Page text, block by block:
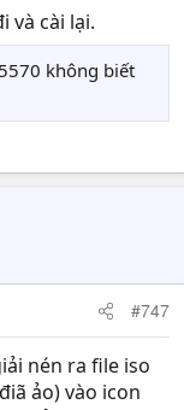
và cài lại.
không biết
#747
nén ra file iso
ảo) vào icon